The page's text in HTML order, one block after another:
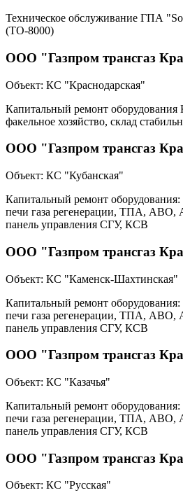
Техническое обслуживание ГПА
(ТО-8000)
ООО "Газпром трансгаз
Объект: КС "Краснодарская"
Капитальный ремонт оборудования
факельное хозяйство, склад
ООО "Газпром трансгаз
Объект: КС "Кубанская"
Капитальный ремонт оборудования:
печи газа регенерации, ТПА,
панель управления СГУ, КСВ
ООО "Газпром трансгаз
Объект: КС "Каменск-Шахтинская"
Капитальный ремонт оборудования:
печи газа регенерации, ТПА,
панель управления СГУ, КСВ
ООО "Газпром трансгаз
Объект: КС "Казачья"
Капитальный ремонт оборудования:
печи газа регенерации, ТПА,
панель управления СГУ, КСВ
ООО "Газпром трансгаз
Объект: КС "Русская"